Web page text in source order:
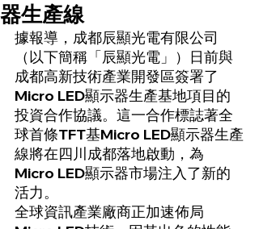
器生產線
據報導，成都辰顯光電有限公司
（以下簡稱「辰顯光電」）日前與
成都高新技術產業開發區簽署了
Micro LED顯示器生產基地項目的
投資合作協議。這一合作標誌著全
球首條TFT基Micro LED顯示器生產
線將在四川成都落地啟動，為
Micro LED顯示器市場注入了新的
活力。
全球資訊產業廠商正加速佈局